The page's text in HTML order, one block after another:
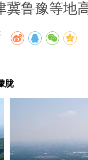
冀鲁豫等地
胧